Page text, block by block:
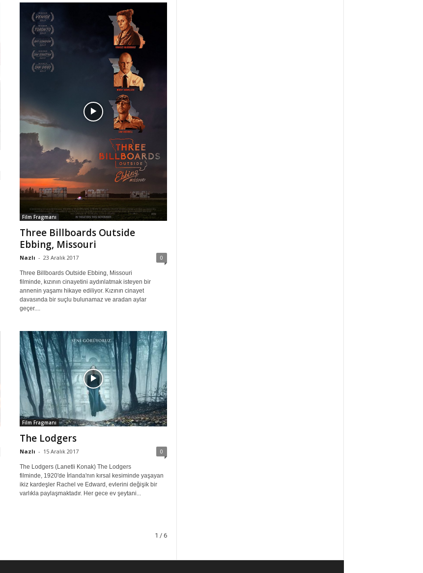
Film Fragmanı
Three Billboards Outside
Ebbing, Missouri
Nazlı - 23 Aralık 2017 0
Three Billboards Outside Ebbing, Missouri
filminde, kızının cinayetini aydınlatmak isteyen bir
annenin yaşamı hikaye ediliyor. Kızının cinayet
davasında bir suçlu bulunamaz ve aradan aylar
geçer....
Film Fragmanı
The Lodgers
Nazlı - 15 Aralık 2017 0
The Lodgers (Lanetli Konak) The Lodgers
filminde, 1920'de İrlanda'nın kırsal kesiminde yaşayan
ikiz kardeşler Rachel ve Edward, evlerini değişik bir
varlıkla paylaşmaktadır. Her gece ev şeytani...
1 / 6